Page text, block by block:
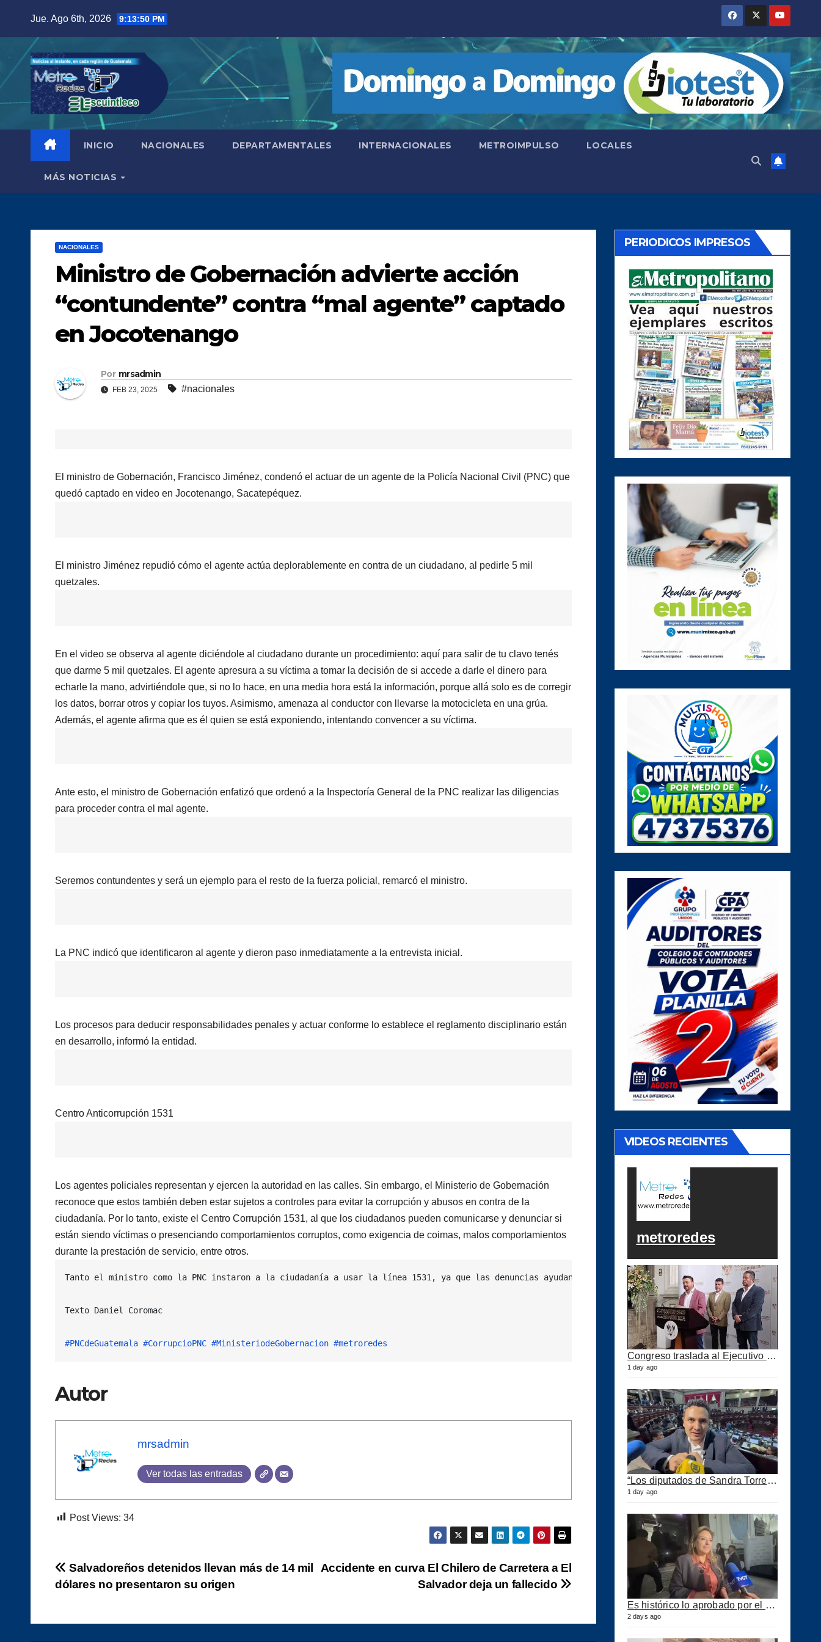
contenido
Jue. Ago 6th, 2026 9:13:51 PM
INICIO NACIONALES DEPARTAMENTALES INTERNACIONALES METROIMPULSO LOCALES
MÁS NOTICIAS
NACIONALES
Ministro de Gobernación advierte acción
“contundente” contra “mal agente” captado
en Jocotenango
Por mrsadmin
FEB 23, 2025 #nacionales
El ministro de Gobernación, Francisco Jiménez, condenó el actuar de un agente de la Policía Nacional Civil (PNC) que
quedó captado en video en Jocotenango, Sacatepéquez.
El ministro Jiménez repudió cómo el agente actúa deplorablemente en contra de un ciudadano, al pedirle 5 mil
quetzales.
En el video se observa al agente diciéndole al ciudadano durante un procedimiento: aquí para salir de tu clavo tenés
que darme 5 mil quetzales. El agente apresura a su víctima a tomar la decisión de si accede a darle el dinero para
echarle la mano, advirtiéndole que, si no lo hace, en una media hora está la información, porque allá solo es de corregir
los datos, borrar otros y copiar los tuyos. Asimismo, amenaza al conductor con llevarse la motocicleta en una grúa.
Además, el agente afirma que es él quien se está exponiendo, intentando convencer a su víctima.
Ante esto, el ministro de Gobernación enfatizó que ordenó a la Inspectoría General de la PNC realizar las diligencias
para proceder contra el mal agente.
Seremos contundentes y será un ejemplo para el resto de la fuerza policial, remarcó el ministro.
La PNC indicó que identificaron al agente y dieron paso inmediatamente a la entrevista inicial.
Los procesos para deducir responsabilidades penales y actuar conforme lo establece el reglamento disciplinario están
en desarrollo, informó la entidad.
Centro Anticorrupción 1531
Los agentes policiales representan y ejercen la autoridad en las calles. Sin embargo, el Ministerio de Gobernación
reconoce que estos también deben estar sujetos a controles para evitar la corrupción y abusos en contra de la
ciudadanía. Por lo tanto, existe el Centro Corrupción 1531, al que los ciudadanos pueden comunicarse y denunciar si
están siendo víctimas o presenciando comportamientos corruptos, como exigencia de coimas, malos comportamientos
durante la prestación de servicio, entre otros.
Tanto el ministro como la PNC instaron a la ciudadanía a usar la línea 1531, ya que las denuncias ayudan a depurar la Policía y mejorar la seguridad en la
Texto Daniel Coromac
#PNCdeGuatemala #CorrupcioPNC #MinisteriodeGobernacion #metroredes
Autor
mrsadmin
Ver todas las entradas
Post Views: 34
Navegación
entradas
Accidente en curva El Chilero de Carretera a El
Salvador deja un fallecido
Salvadoreños detenidos llevan más de 14 mil
dólares no presentaron su origen
PERIODICOS IMPRESOS
VIDEOS RECIENTES
metroredes
Congreso traslada al Ejecutivo las reformas a la Ley del IUSI tras firma del Decreto 18-2026
1 day ago
“Los diputados de Sandra Torres lo que quieren es extorsionar” expresa Samuel Pérez
1 day ago
Es histórico lo aprobado por el Congreso ahora se podrán construir puertos privados
2 days ago